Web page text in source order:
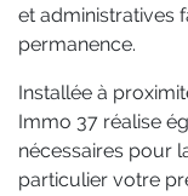
et administratives
permanence.
Installée à
Immo 37 réalise
nécessaires pour
particulier votre